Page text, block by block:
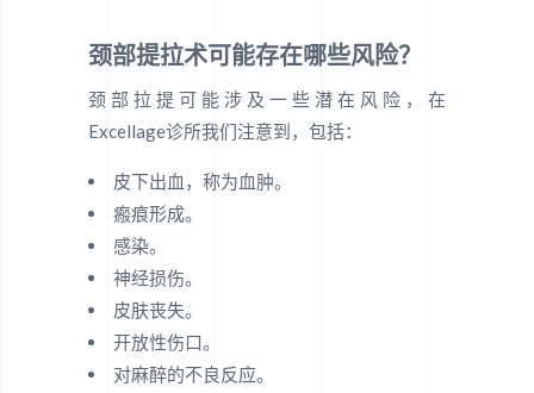
颈部提拉术可能存在哪些风险？
颈部拉提可能涉及一些潜在风险，在
Excellage诊所我们注意到，包括：
皮下出血，称为血肿。
瘢痕形成。
感染。
神经损伤。
皮肤丧失。
开放性伤口。
对麻醉的不良反应。